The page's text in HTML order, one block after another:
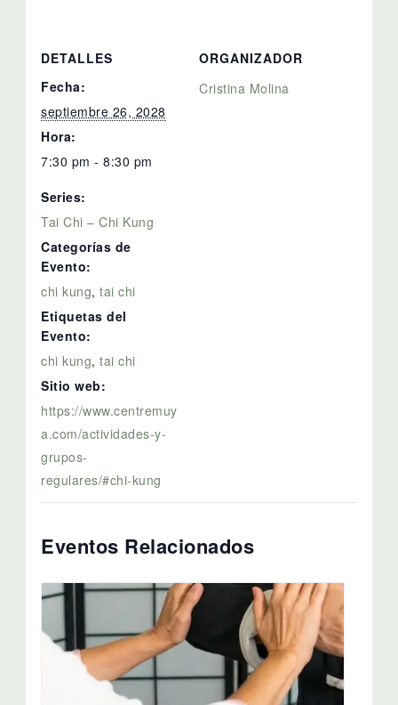
DETALLES
Fecha:
septiembre 26, 2028
Hora:
7:30 pm - 8:30 pm
Series:
Tai Chi – Chi Kung
Categorías de
Evento:
chi kung,tai chi
Etiquetas del
Evento:
chi kung,tai chi
Sitio web:
https://www.centremuy
a.com/actividades-y-
grupos-
regulares/#chi-kung
ORGANIZADOR
Cristina Molina
Eventos Relacionados